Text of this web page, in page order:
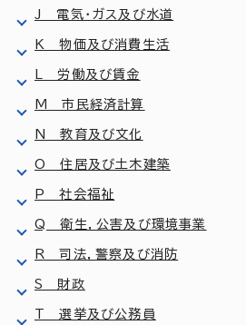
J 電気・ガス及び水道
K 物価及び消費生活
L 労働及び賃金
M 市民経済計算
N 教育及び文化
O 住居及び土木建築
P 社会福祉
Q 衛生，公害及び環境事業
R 司法，警察及び消防
S 財政
T 選挙及び公務員